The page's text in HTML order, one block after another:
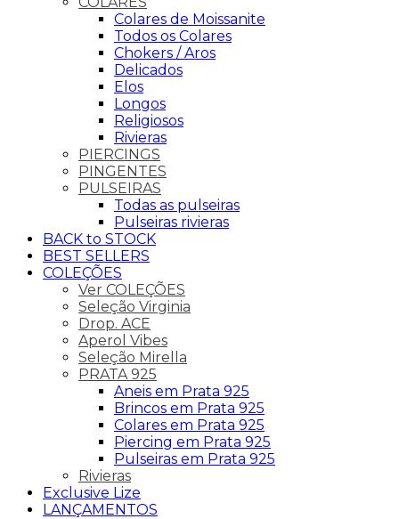
Colares de Moissanite
Todos os Colares
Chokers / Aros
Delicados
Elos
Longos
Religiosos
Rivieras
PIERCINGS
PINGENTES
PULSEIRAS
Todas as pulseiras
Pulseiras rivieras
BACK to STOCK
BEST SELLERS
COLEÇÕES
Ver COLEÇÕES
Seleção Virginia
Drop. ACE
Aperol Vibes
Seleção Mirella
PRATA 925
Aneis em Prata 925
Brincos em Prata 925
Colares em Prata 925
Piercing em Prata 925
Pulseiras em Prata 925
Rivieras
Exclusive Lize
LANÇAMENTOS